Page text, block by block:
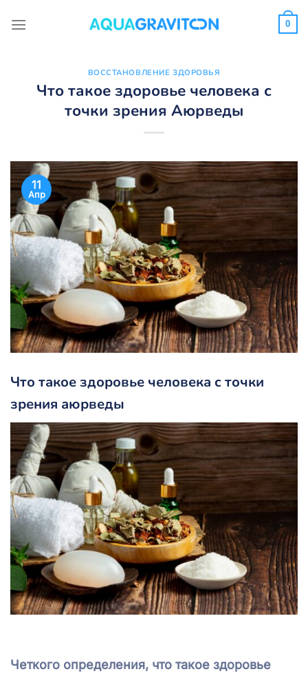
0
ВОССТАНОВЛЕНИЕ ЗДОРОВЬЯ
Что такое здоровье человека с
точки зрения Аюрведы
11
Апр
Что такое здоровье человека с точки
зрения аюрведы
Четкого определения, что такое здоровье